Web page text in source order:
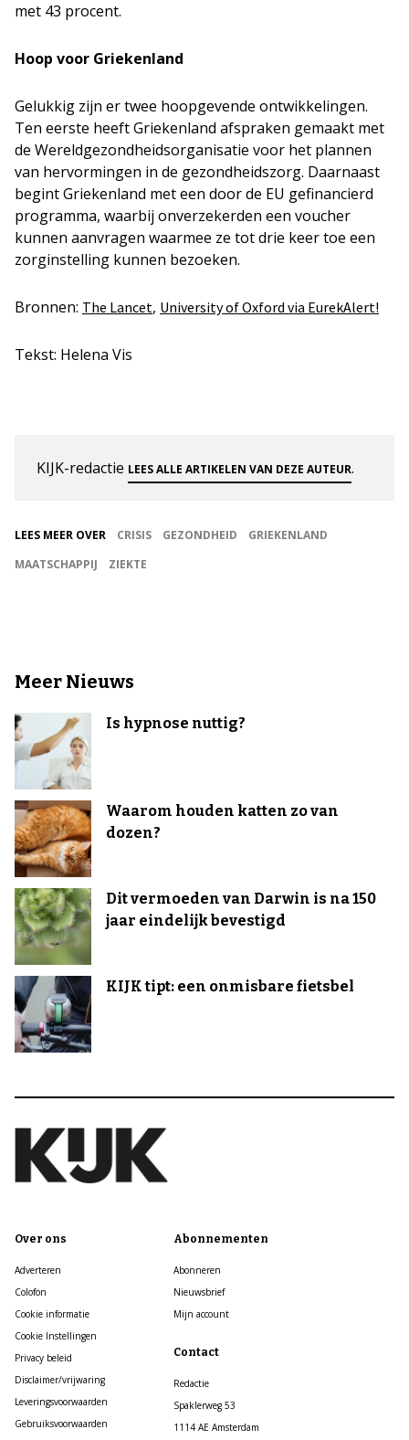
met 43 procent.
Hoop voor Griekenland
Gelukkig zijn er twee hoopgevende ontwikkelingen.
Ten eerste heeft Griekenland afspraken gemaakt met
de Wereldgezondheidsorganisatie voor het plannen
van hervormingen in de gezondheidszorg. Daarnaast
begint Griekenland met een door de EU gefinancierd
programma, waarbij onverzekerden een voucher
kunnen aanvragen waarmee ze tot drie keer toe een
zorginstelling kunnen bezoeken.
Bronnen: The Lancet, University of Oxford via EurekAlert!
Tekst: Helena Vis
KIJK-redactie LEES ALLE ARTIKELEN VAN DEZE AUTEUR.
LEES MEER OVER CRISIS GEZONDHEID
GRIEKENLAND
MAATSCHAPPIJ
ZIEKTE
Meer Nieuws
Is hypnose nuttig?
Waarom houden katten zo van
dozen?
Dit vermoeden van Darwin is na 150
jaar eindelijk bevestigd
KIJK tipt: een onmisbare fietsbel
Over ons
Adverteren
Colofon
Cookie informatie
Cookie Instellingen
Privacy beleid
Disclaimer/vrijwaring
Leveringsvoorwaarden
Gebruiksvoorwaarden
Abonnementen
Abonneren
Nieuwsbrief
Mijn account
Contact
Redactie
Spaklerweg 53
1114 AE Amsterdam